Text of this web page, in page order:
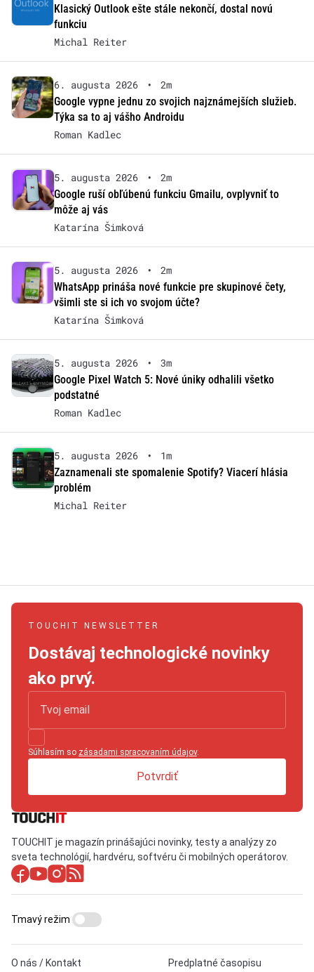
Klasický Outlook ešte stále nekončí, dostal novú
funkciu
Michal Reiter
6. augusta 2026 •
2m
Google vypne jednu zo svojich najznámejších služieb.
Týka sa to aj vášho Androidu
Roman Kadlec
5. augusta 2026 •
2m
Google ruší obľúbenú funkciu Gmailu, ovplyvniť to
môže aj vás
Katarína Šimková
5. augusta 2026 •
2m
WhatsApp prináša nové funkcie pre skupinové čety,
všimli ste si ich vo svojom účte?
Katarína Šimková
5. augusta 2026 •
3m
Google Pixel Watch 5: Nové úniky odhalili všetko
podstatné
Roman Kadlec
5. augusta 2026 •
1m
Zaznamenali ste spomalenie Spotify? Viacerí hlásia
problém
Michal Reiter
TOUCHIT NEWSLETTER
Dostávaj technologické novinky
ako prvý.
Súhlasím so zásadami spracovaním údajov.
Potvrdiť
TOUCHIT je magazín prinášajúci novinky, testy a analýzy zo
sveta technológií, hardvéru, softvéru či mobilných operátorov.
O nás / Kontakt
Predplatné časopisu
Tmavý režim